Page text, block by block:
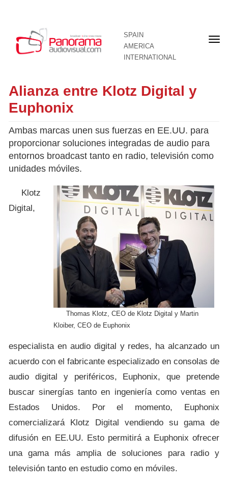
SPAIN
AMERICA
INTERNATIONAL
Alianza entre Klotz Digital y
Euphonix
Ambas marcas unen sus fuerzas en EE.UU. para
proporcionar soluciones integradas de audio para
entornos broadcast tanto en radio, televisión como
unidades móviles.
Thomas Klotz, CEO de Klotz Digital y Martin
Kloiber, CEO de Euphonix
Klotz
Digital,
especialista en audio digital y redes, ha alcanzado un
acuerdo con el fabricante especializado en consolas de
audio digital y periféricos, Euphonix, que pretende
buscar sinergías tanto en ingeniería como ventas en
Estados Unidos. Por el momento, Euphonix
comercializará Klotz Digital vendiendo su gama de
difusión en EE.UU. Esto permitirá a Euphonix ofrecer
una gama más amplia de soluciones para radio y
televisión tanto en estudio como en móviles.